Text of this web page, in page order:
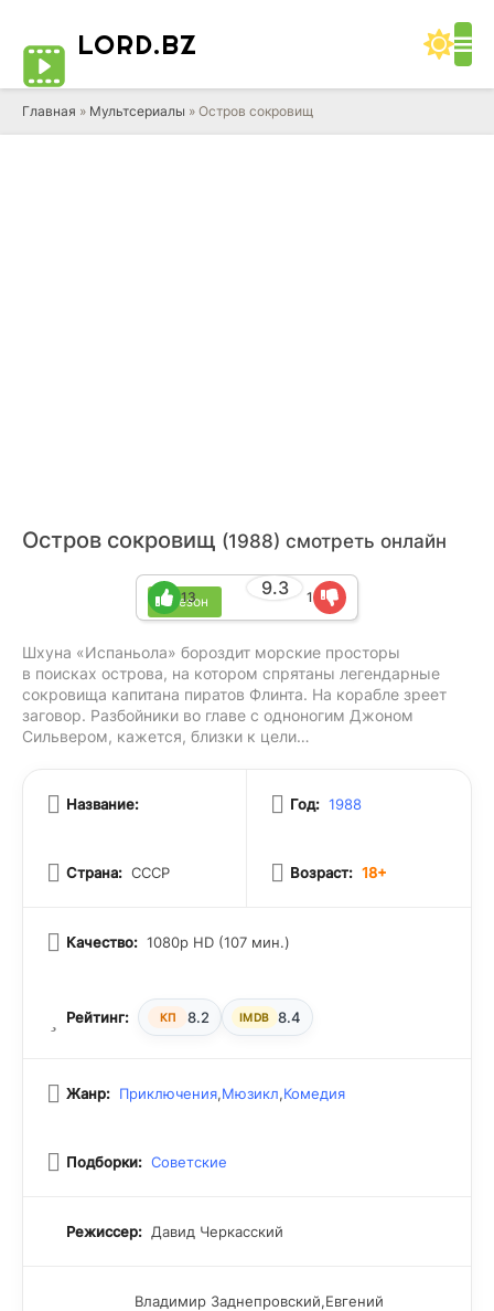
LORD.BZ
Главная » Мультсериалы » Остров сокровищ
Остров сокровищ (1988) смотреть онлайн
1 сезон
9.3
13 1
Шхуна «Испаньола» бороздит морские просторы
в поисках острова, на котором спрятаны легендарные
сокровища капитана пиратов Флинта. На корабле зреет
заговор. Разбойники во главе с одноногим Джоном
Сильвером, кажется, близки к цели…
Название:
Страна: СССР
Год: 1988
Возраст: 18+
Качество: 1080p HD (107 мин.)
Рейтинг: КП 8.2 IMDB 8.4
Жанр: Приключения,Мюзикл,Комедия
Подборки: Советские
Режиссер: Давид Черкасский
Владимир Заднепровский,Евгений